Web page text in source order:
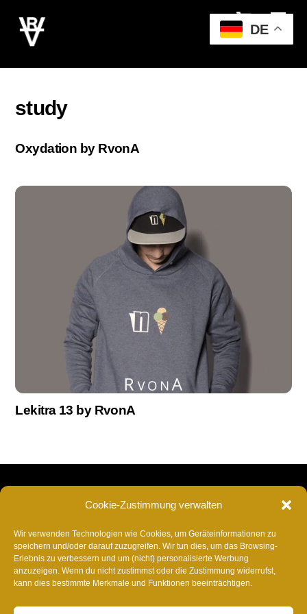
Cookie-Zustimmung verwalten
Wir verwenden Technologien wie Cookies, um Geräteinformationen zu
speichern und/oder darauf zuzugreifen. Wir tun dies, um das Browsing-
Erlebnis zu verbessern und um (nicht) personalisierte Werbung
anzuzeigen. Wenn du nicht zustimmst oder die Zustimmung widerrufst,
kann dies bestimmte Merkmale und Funktionen beeinträchtigen.
content
Cart
study
Oxydation by RvonA
Lekitra 13 by RvonA
Top
RvonA
InstaFacebookTikTokTwitterYouTubeSpotifyDeezer
Music
NapsterSoundCloud
ShazamAmazonMusic
Music
Appel
ITunesAnghami
Telegram
DE